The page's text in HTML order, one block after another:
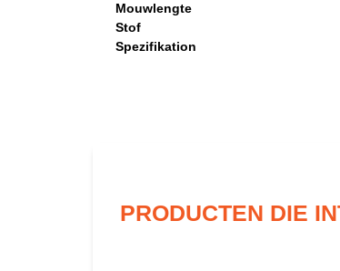
Mouwlengte
Stof
Spezifikation
PRODUCTEN DIE